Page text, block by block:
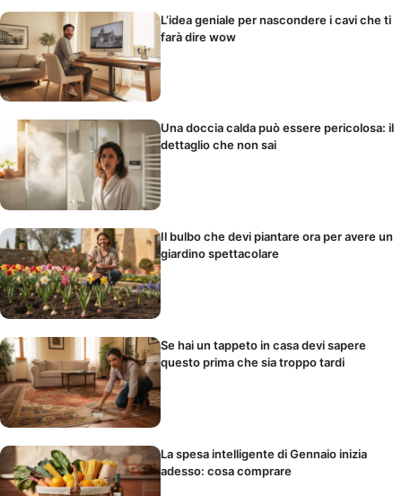
L’idea geniale per nascondere i cavi che ti
farà dire wow
Una doccia calda può essere pericolosa: il
dettaglio che non sai
Il bulbo che devi piantare ora per avere un
giardino spettacolare
Se hai un tappeto in casa devi sapere
questo prima che sia troppo tardi
La spesa intelligente di Gennaio inizia
adesso: cosa comprare